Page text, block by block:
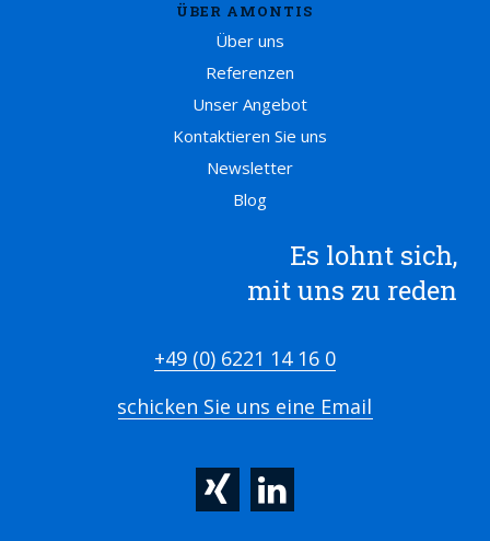
ÜBER AMONTIS
Über uns
Referenzen
Unser Angebot
Kontaktieren Sie uns
Newsletter
Blog
Es lohnt sich,
mit uns zu reden
+49 (0) 6221 14 16 0
schicken Sie uns eine Email